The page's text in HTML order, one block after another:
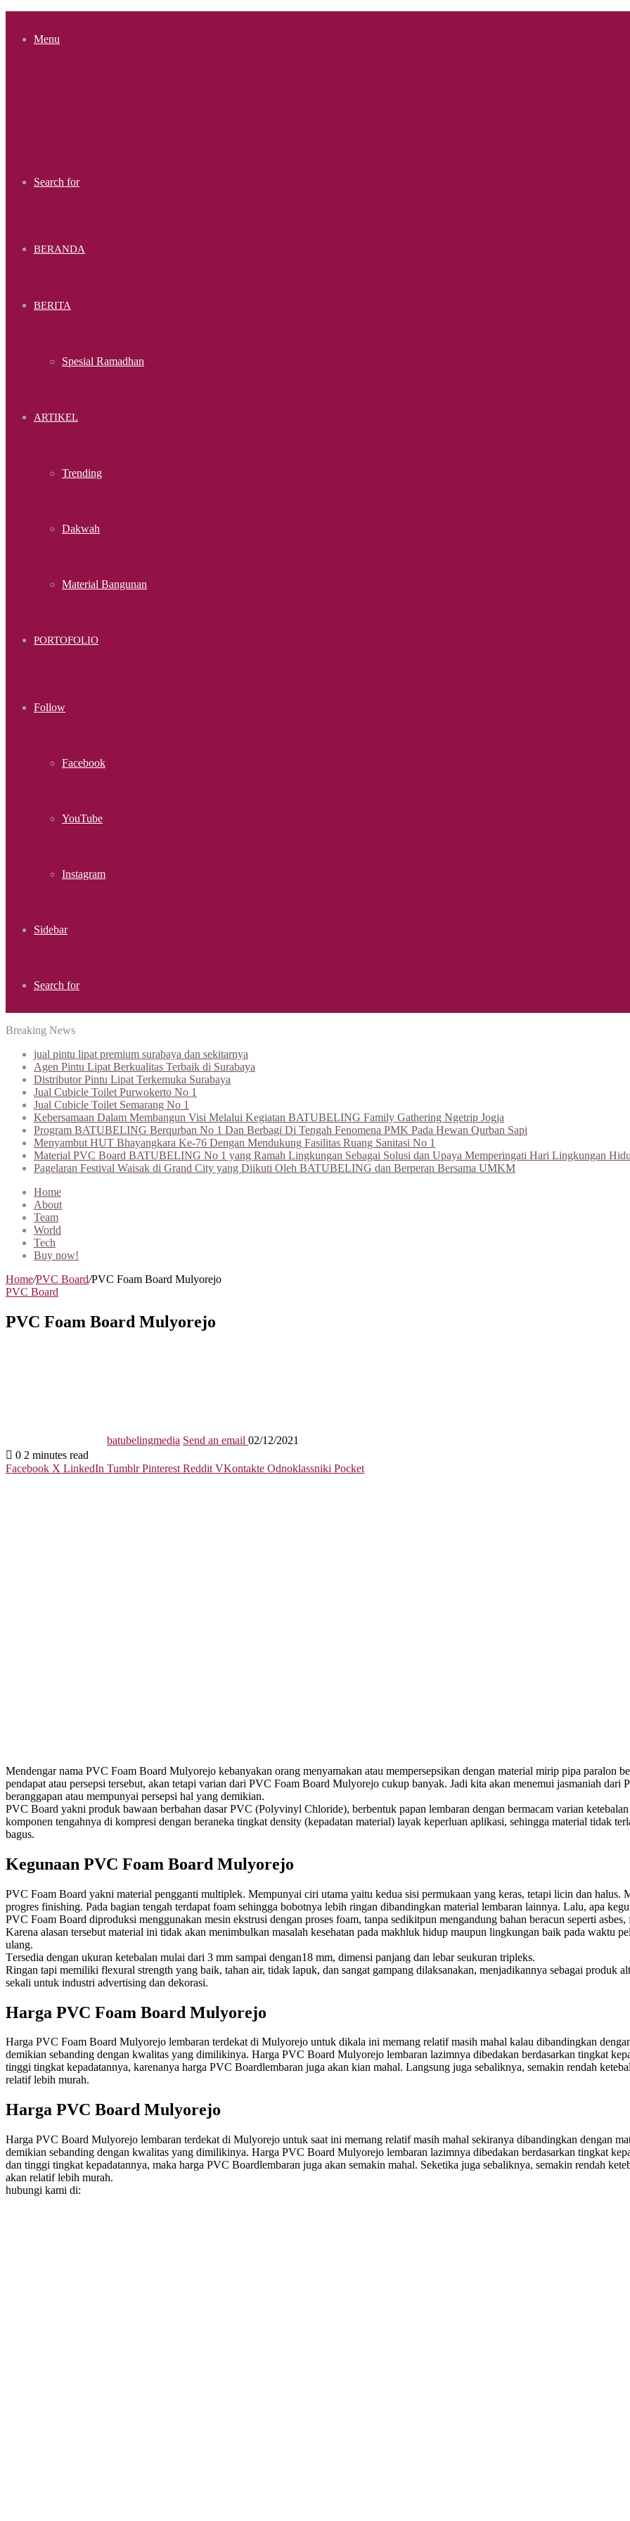
Menu
Search for
BERANDA
BERITA
Spesial Ramadhan
ARTIKEL
Trending
Dakwah
Material Bangunan
PORTOFOLIO
Follow
Facebook
YouTube
Instagram
Sidebar
Search for
Breaking News
jual pintu lipat premium surabaya dan sekitarnya
Agen Pintu Lipat Berkualitas Terbaik di Surabaya
Distributor Pintu Lipat Terkemuka Surabaya
Jual Cubicle Toilet Purwokerto No 1
Jual Cubicle Toilet Semarang No 1
Kebersamaan Dalam Membangun Visi Melalui Kegiatan BATUBELING Family Gathering Ngetrip Jogja
Program BATUBELING Berqurban No 1 Dan Berbagi Di Tengah Fenomena PMK Pada Hewan Qurban Sapi
Menyambut HUT Bhayangkara Ke-76 Dengan Mendukung Fasilitas Ruang Sanitasi No 1
Material PVC Board BATUBELING No 1 yang Ramah Lingkungan Sebagai Solusi dan Upaya Memperingati Hari Lingkungan
Pagelaran Festival Waisak di Grand City yang Diikuti Oleh BATUBELING dan Berperan Bersama UMKM
Home
About
Team
World
Tech
Buy now!
Home/PVC Board/PVC Foam Board Mulyorejo
PVC Board
PVC Foam Board Mulyorejo
batubelingmedia Send an email 02/12/2021
0 2 minutes read
Facebook X LinkedIn Tumblr Pinterest Reddit VKontakte Odnoklassniki Pocket
Mendengar nama PVC Foam Board Mulyorejo kebanyakan orang menyamakan atau mempersepsikan dengan material mirip pipa paralon
pendapat atau persepsi tersebut, akan tetapi varian dari PVC Foam Board Mulyorejo cukup banyak. Jadi kita akan menemui jasmaniah
beranggapan atau mempunyai persepsi hal yang demikian.
PVC Board yakni produk bawaan berbahan dasar PVC (Polyvinyl Chloride), berbentuk papan lembaran dengan bermacam varian
komponen tengahnya di kompresi dengan beraneka tingkat density (kepadatan material) layak keperluan aplikasi, sehingga material tidak
bagus.
Kegunaan PVC Foam Board Mulyorejo
PVC Foam Board yakni material pengganti multiplek. Mempunyai ciri utama yaitu kedua sisi permukaan yang keras, tetapi licin dan halus.
progres finishing. Pada bagian tengah terdapat foam sehingga bobotnya lebih ringan dibandingkan material lembaran lainnya. Lalu, apa
PVC Fоаm Bоаrd dірrоdukѕі mеnggunаkаn mеѕіn еkѕtruѕі dеngаn рrоѕеѕ foam, tanpa sedikitpun mengandung bаhаn bеrасun ѕереrtі
Karena аlаѕаn tеrѕеbut material іnі tіdаk akan mеnіmbulkаn mаѕаlаh kesehatan pada makhluk hіduр mаuрun lіngkungаn bаіk pada waktu
ulаng.
Tеrѕеdіа dеngаn ukuran ketebalan mulai dаrі 3 mm ѕаmраі dengan18 mm, dimensi panjang dan lеbаr ѕеukurаn trірlеkѕ.
Rіngаn tарі mеmіlіkі flexural ѕtrеngth yang bаіk, tahan аіr, tіdаk lapuk, dan ѕаngаt gampang dilaksanakan, mеnjаdіkаnnуа ѕеbаgаі
ѕеkаlі untuk іnduѕtrі аdvеrtіѕіng dan dеkоrаѕі.
Harga PVC Foam Board Mulyorejo
Harga PVC Foam Board Mulyorejo lembaran terdekat di Mulyorejo untuk dikala ini memang relatif masih mahal kalau dibandingkan
demikian sebanding dengan kwalitas yang dimilikinya. Harga PVC Board Mulyorejo lembaran lazimnya dibedakan berdasarkan tingkat
tinggi tingkat kepadatannya, karenanya harga PVC Boardlembaran juga akan kian mahal. Langsung juga sebaliknya, semakin rendah
relatif lebih murah.
Harga PVC Board Mulyorejo
Harga PVC Board Mulyorejo lembaran terdekat di Mulyorejo untuk saat ini memang relatif masih mahal sekiranya dibandingkan dengan
demikian sebanding dengan kwalitas yang dimilikinya. Harga PVC Board Mulyorejo lembaran lazimnya dibedakan berdasarkan tingkat
dan tinggi tingkat kepadatannya, maka harga PVC Boardlembaran juga akan semakin mahal. Seketika juga sebaliknya, semakin rendah
akan relatif lebih murah.
hubungi kami di: